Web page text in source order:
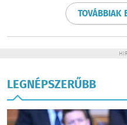
TOVÁBBIAK
LEGNÉPSZERŰBB